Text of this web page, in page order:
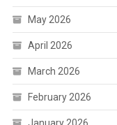
May 2026
April 2026
March 2026
February 2026
January 2026